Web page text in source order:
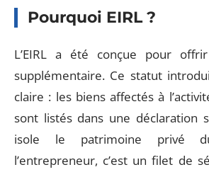
Pourquoi EIRL ?
L’EIRL a été conçue pour
supplémentaire. Ce statut
claire : les biens affectés à
sont listés dans une déclaration
isole le patrimoine privé
l’entrepreneur, c’est un filet de